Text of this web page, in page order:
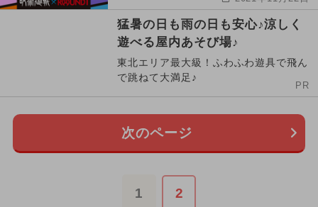
猛暑の日も雨の日も安心♪涼しく
遊べる屋内あそび場♪
東北エリア最大級！ふわふわ遊具で飛ん
で跳ねて大満足♪
PR
次のページ
1 2